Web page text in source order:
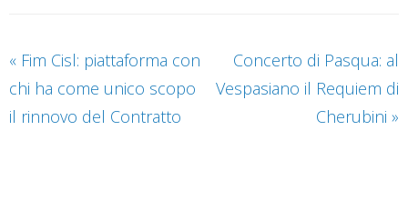
« Fim Cisl: piattaforma con
chi ha come unico scopo
il rinnovo del Contratto
Concerto di Pasqua: al
Vespasiano il Requiem di
Cherubini »